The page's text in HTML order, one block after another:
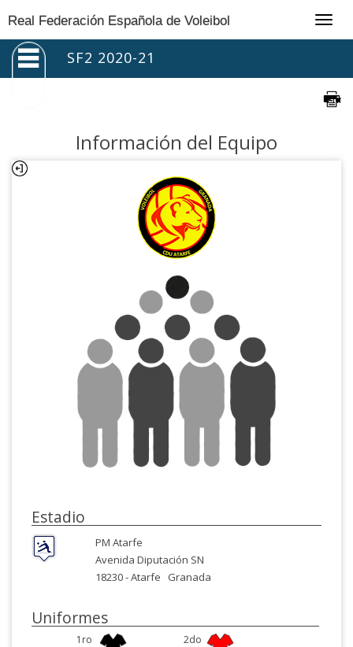
Real Federación Española de Voleibol
SF2 2020-21
Información del Equipo
Estadio
PM Atarfe
Avenida Diputación SN
18230 -Atarfe Granada
Uniformes
1ro 2do